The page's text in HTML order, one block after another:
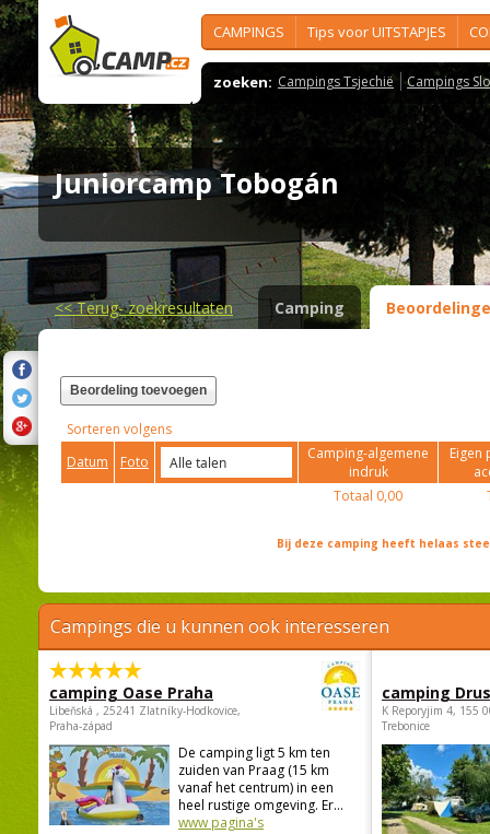
CAMPINGS Tips voor UITSTAPJES
zoeken: Campings Tsjechië Campings
Juniorcamp Tobogán
<<Terug- zoekresultaten Camping
Beordeling toevoegen
Sorteren volgens
Datum
Foto
Camping-algemene
indruk
Eigen
Totaal 0,00
Bij deze camping heeft helaas
Campings die u kunnen ook interesseren
camping Oase Praha
Libeňská , 25241 Zlatníky-Hodkovice,
Praha-západ
De camping ligt 5 km ten
zuiden van Praag (15 km
vanaf het centrum) in een
heel rustige omgeving. Er...
www pagina's
camping
K Reporyjim 4, 155
Trebonice